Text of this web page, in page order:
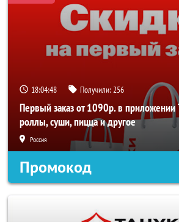
18:04:48 Получили:256
Первый заказ от 1090р. в приложении
роллы, суши, пицца и другое
Россия
Промокод